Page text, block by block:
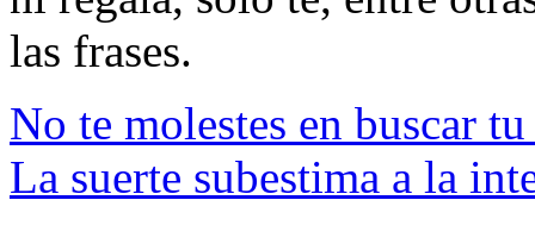
las frases.
No te molestes en buscar
La suerte subestima a la